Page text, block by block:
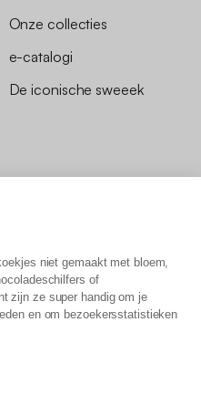
niet gemaakt met bloem,
of
zijn ze super handig om je
en om bezoekersstatistieken
Onze collecties
e-catalogi
De iconische sweeek